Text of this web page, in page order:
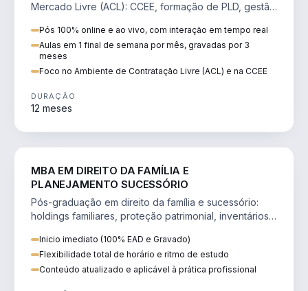
Mercado Livre (ACL): CCEE, formação de PLD, gestão
Pós 100% online e ao vivo, com interação em tempo real
Aulas em 1 final de semana por mês, gravadas por 3
meses
Foco no Ambiente de Contratação Livre (ACL) e na CCEE
DURAÇÃO
12 meses
MBA EM DIREITO DA FAMÍLIA E
PLANEJAMENTO SUCESSÓRIO
Pós-graduação em direito da família e sucessório:
holdings familiares, proteção patrimonial, inventários
Inicio imediato (100% EAD e Gravado)
Flexibilidade total de horário e ritmo de estudo
Conteúdo atualizado e aplicável à prática profissional